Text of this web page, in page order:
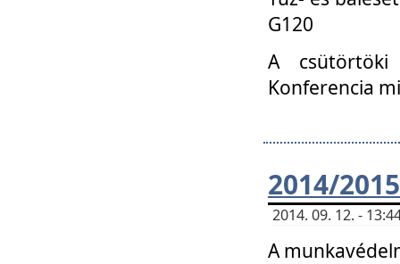
G120
A csütörtöki
Konferencia
2014/
2014. 09. 12. -
A